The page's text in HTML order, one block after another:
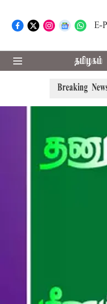
E-
தமிழகம்
Breaking
மீதான விவாதம் இன்று